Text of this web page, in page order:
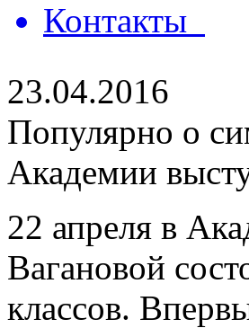
Контакты
23.04.2016
Популярно о
Академии
22 апреля в
Вагановой
классов.